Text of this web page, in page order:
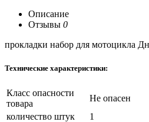
Описание
Отзывы 0
прокладки набор для мотоцикла
Технические характеристики:
Класс опасности
товара
Не опасен
количество штук
1